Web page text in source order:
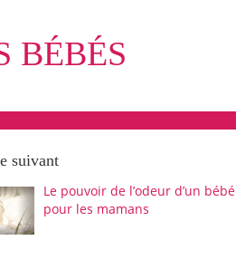
BÉBÉS
suivant
Le pouvoir de l’odeur d’un bébé
pour les mamans